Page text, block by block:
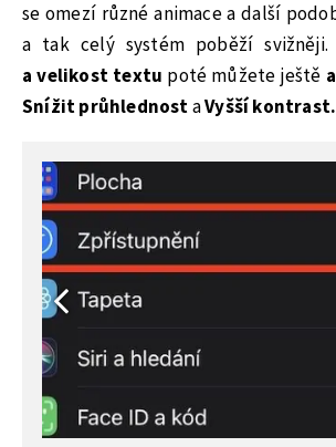
se omezí různé animace a další
a tak celý systém poběží svižněji.
a velikost textu poté můžete ještě
Snížit průhlednostaVyšší kontrast.